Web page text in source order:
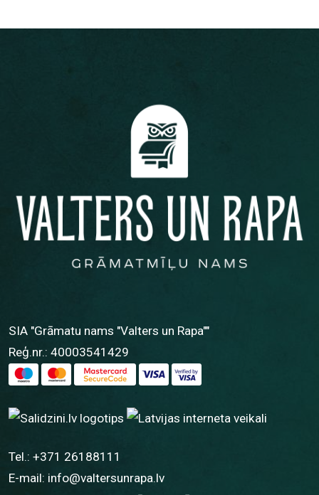
SIA "Grāmatu nams "Valters un Rapa""
Reģ.nr.: 40003541429
Tel.: +371 26188111
E-mail: info@valtersunrapa.lv